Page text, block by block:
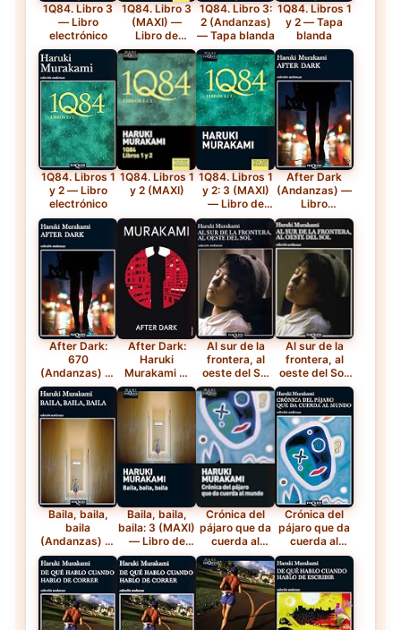
1Q84. Libro 3
— Libro
electrónico
1Q84. Libro 3
(MAXI) —
Libro de
bolsillo
1Q84. Libro 3:
2 (Andanzas)
— Tapa blanda
1Q84. Libros 1
y 2 — Tapa
blanda
1Q84. Libros 1
y 2 — Libro
electrónico
1Q84. Libros 1
y 2 (MAXI)
1Q84. Libros 1
y 2: 3 (MAXI)
— Libro de
bolsillo
After Dark
(Andanzas) —
Libro
electrónico
After Dark:
670
(Andanzas) —
Tapa blanda
After Dark:
Haruki
Murakami —
Tapa blanda
Al sur de la
frontera, al
oeste del Sol
(Andanzas) —
Libro
electrónico
Al sur de la
frontera, al
oeste del Sol:
520
(Andanzas)
Baila, baila,
baila
(Andanzas) —
Libro
electrónico
Baila, baila,
baila: 3 (MAXI)
— Libro de
bolsillo
Crónica del
pájaro que da
cuerda al
mundo
Crónica del
pájaro que da
cuerda al
mundo
(Andanzas) —
Libro
electrónico